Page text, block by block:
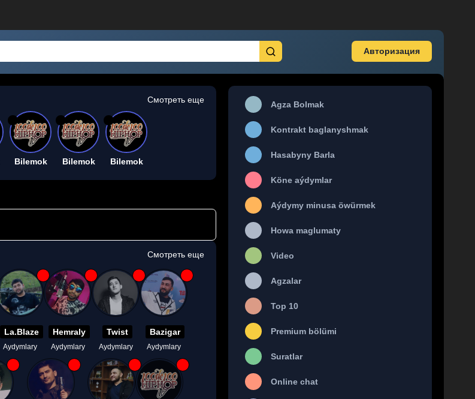
Авторизация
Смотреть еще
Bilemok Bilemok Bilemok
Смотреть еще
La.Blaze
Aydymlary
Hemraly
Aydymlary
Twist
Aydymlary
Bazigar
Aydymlary
Agza Bolmak
Kontrakt baglanyshmak
Hasabyny Barla
Köne aýdymlar
Aýdymy minusa öwürmek
Howa maglumaty
Video
Agzalar
Top 10
Premium bölümi
Suratlar
Online chat